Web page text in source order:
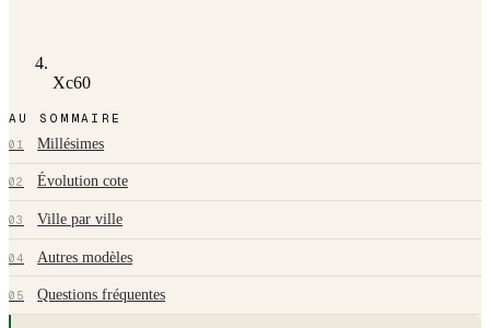
Xc60
AU SOMMAIRE
01 Millésimes
02 Évolution cote
03 Ville par ville
04 Autres modèles
05 Questions fréquentes